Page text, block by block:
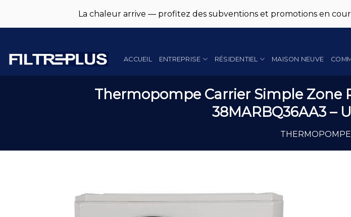
content
ACCUEIL ENTREPRISE RÉSIDENTIEL MAISON NEUVE
Thermopompe Carrier Simple Zone
38MARBQ36AA3 –
THERMOPOMPE
La chaleur arrive — profitez des subventions et promotions en